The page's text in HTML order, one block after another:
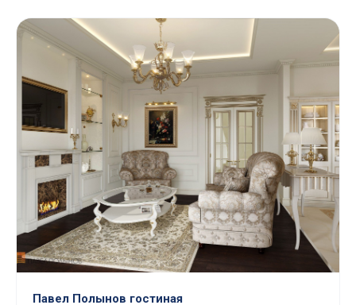
Павел Полынов гостиная